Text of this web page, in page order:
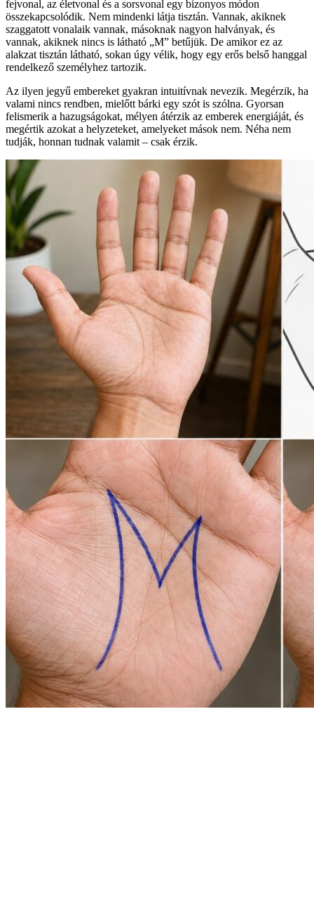
fejvonal, az életvonal és a sorsvonal egy bizonyos módon
összekapcsolódik. Nem mindenki látja tisztán. Vannak, akiknek
szaggatott vonalaik vannak, másoknak nagyon halványak, és
vannak, akiknek nincs is látható „M” betűjük. De amikor ez az
alakzat tisztán látható, sokan úgy vélik, hogy egy erős belső hanggal
rendelkező személyhez tartozik.
Az ilyen jegyű embereket gyakran intuitívnak nevezik. Megérzik, ha
valami nincs rendben, mielőtt bárki egy szót is szólna. Gyorsan
felismerik a hazugságokat, mélyen átérzik az emberek energiáját, és
megértik azokat a helyzeteket, amelyeket mások nem. Néha nem
tudják, honnan tudnak valamit – csak érzik.